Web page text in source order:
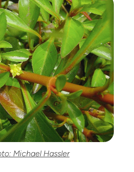
Michael Hassler